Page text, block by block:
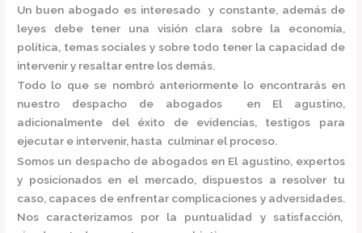
Un buen abogado es interesado y constante, además de
leyes debe tener una visión clara sobre la economía,
política, temas sociales y sobre todo tener la capacidad de
intervenir y resaltar entre los demás.
Todo lo que se nombró anteriormente lo encontrarás en
nuestro despacho de abogados en El agustino,
adicionalmente del éxito de evidencias, testigos para
ejecutar e intervenir, hasta culminar el proceso.
Somos un despacho de abogados en El agustino, expertos
y posicionados en el mercado, dispuestos a resolver tu
caso, capaces de enfrentar complicaciones y adversidades.
Nos caracterizamos por la puntualidad y satisfacción,